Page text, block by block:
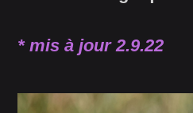
* mis à jour 2.9.22